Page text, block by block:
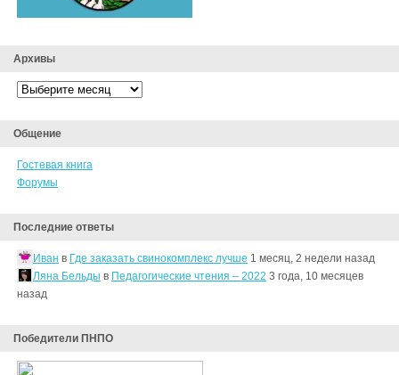
Архивы
Архивы
Общение
Гостевая книга
Форумы
Последние ответы
Иван в Где заказать свинокомплекс лучше 1 месяц, 2 недели назад
Ляна Бельды в Педагогические чтения – 2022 3 года, 10 месяцев
назад
Победители ПНПО